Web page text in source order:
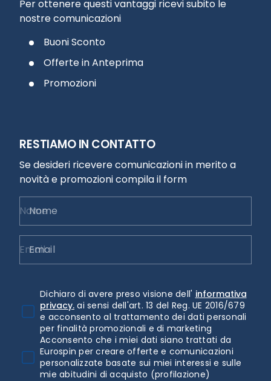
Per ottenere questi vantaggi ricevi subito le
nostre comunicazioni
Buoni Sconto
Offerte in Anteprima
Promozioni
RESTIAMO IN CONTATTO
Se desideri ricevere comunicazioni in merito a
novità e promozioni compila il form
Nome
Email
Dichiaro di avere preso visione dell' informativa
privacy. ai sensi dell'art. 13 del Reg. UE 2016/679
e acconsento al trattamento dei dati personali
per finalità promozionali e di marketing
Acconsento che i miei dati siano trattati da
Eurospin per creare offerte e comunicazioni
personalizzate basate sui miei interessi e sulle
mie abitudini di acquisto (profilazione)